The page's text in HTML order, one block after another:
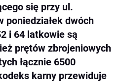
się przy ul.
poniedziałek dwóch
i 64 latkowie są
prętów zbrojeniowych
łącznie 6500
karny przewiduje